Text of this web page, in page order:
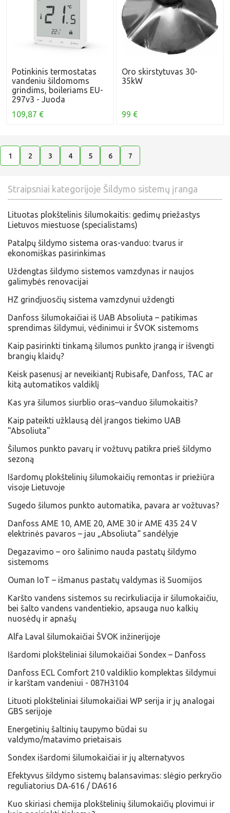
Potinkinis termostatas
vandeniu šildomoms
grindims, boileriams EU-
297v3 - Juoda
109,87 €
Oro skirstytuvas 30-
35kW
99 €
1 2 3 4 5 6 7
Straipsniai kategorijoje Šildymo sistemų įranga
​Lituotas plokštelinis šilumokaitis: gedimų priežastys
Lietuvos miestuose (specialistams)
Patalpų šildymo sistema oras-vanduo: tvarus ir
ekonomiškas pasirinkimas
Uždengtas šildymo sistemos vamzdynas ir naujos
galimybės renovacijai
HZ grindjuosčių sistema vamzdynui uždengti
Danfoss šilumokaičiai iš UAB Absoliuta – patikimas
sprendimas šildymui, vėdinimui ir ŠVOK sistemoms
Kaip pasirinkti tinkamą šilumos punkto įrangą ir išvengti
brangių klaidų?
Keisk pasenusį ar neveikiantį Rubisafe, Danfoss, TAC ar
kitą automatikos valdiklį
Kas yra šilumos siurblio oras–vanduo šilumokaitis?
Kaip pateikti užklausą dėl įrangos tiekimo UAB
"Absoliuta"
Šilumos punkto pavarų ir vožtuvų patikra prieš šildymo
sezoną
Išardomų plokštelinių šilumokaičių remontas ir priežiūra
visoje Lietuvoje
Sugedo šilumos punkto automatika, pavara ar vožtuvas?
Danfoss AME 10, AME 20, AME 30 ir AME 435 24 V
elektrinės pavaros – jau „Absoliuta“ sandėlyje
Degazavimo – oro šalinimo nauda pastatų šildymo
sistemoms
Ouman IoT – išmanus pastatų valdymas iš Suomijos
Karšto vandens sistemos su recirkuliacija ir šilumokaičiu,
bei šalto vandens vandentiekio, apsauga nuo kalkių
nuosėdų ir apnašų
Alfa Laval šilumokaičiai ŠVOK inžinerijoje
​Išardomi plokšteliniai šilumokaičiai Sondex – Danfoss
Danfoss ECL Comfort 210 valdiklio komplektas šildymui
ir karštam vandeniui - 087H3104
Lituoti plokšteliniai šilumokaičiai WP serija ir jų analogai
GBS serijoje
Energetinių šaltinių taupymo būdai su
valdymo/matavimo prietaisais
Sondex išardomi šilumokaičiai ir jų alternatyvos
Efektyvus šildymo sistemų balansavimas: slėgio perkryčio
reguliatorius DA‑616 / DA616
​Kuo skiriasi chemija plokštelinių šilumokaičių plovimui ir